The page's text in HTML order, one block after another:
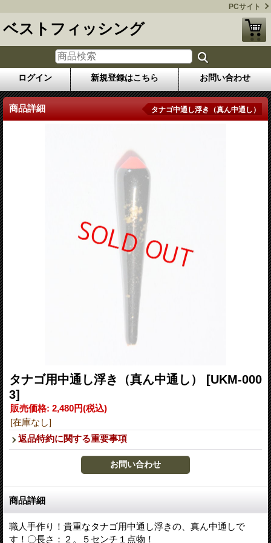
PCサイト
ベストフィッシング
ログイン 新規登録はこちら お問い合わせ
商品詳細 タナゴ中通し浮き（真ん中通し）
タナゴ用中通し浮き（真ん中通し）
[UKM-000
3]
販売価格: 2,480円(税込)
[在庫なし]
返品特約に関する重要事項
商品詳細
職人手作り！貴重なタナゴ用中通し浮きの、真ん中通しで
す！〇長さ：２。５センチ１点物！